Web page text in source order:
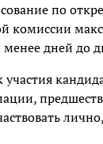
по
комиссии
дней до